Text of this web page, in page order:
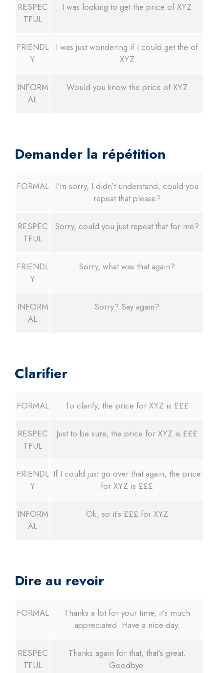
RESPEC
TFUL
I was looking to get the price of XYZ
FRIENDL
Y
I was just wondering if I could get the of
XYZ
INFORM
AL
Would you know the price of XYZ
Demander la répétition
FORMAL
I’m sorry, I didn’t understand, could you
repeat that please?
RESPEC
TFUL
Sorry, could you just repeat that for me?
FRIENDL
Y
Sorry, what was that again?
INFORM
AL
Sorry? Say again?
Clarifier
FORMAL To clarify, the price for XYZ is £££
RESPEC
TFUL
Just to be sure, the price for XYZ is £££
FRIENDL
Y
If I could just go over that again, the price
for XYZ is £££
INFORM
AL
Ok, so it’s £££ for XYZ
Dire au revoir
FORMAL
Thanks a lot for your time, it’s much
appreciated. Have a nice day.
RESPEC
TFUL
Thanks again for that, that’s great.
Goodbye.